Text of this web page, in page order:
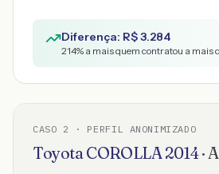
Diferença: R$3.284
214% a mais quem contratou a mais
CASO 2 · PERFIL ANONIMIZADO
ToyotaCOROLLA2014·